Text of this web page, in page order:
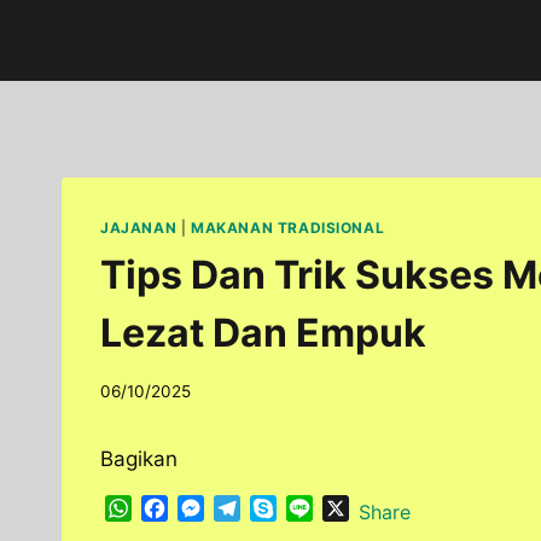
content
JAJANAN MAKANAN TRADISIONAL
Tips Dan Trik Sukses
Lezat Dan Empuk
By
06/10/2025
Bagikan
W
M
XShare